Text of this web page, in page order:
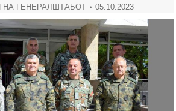
НА ГЕНЕРАЛШТАБОТ 05.10.2023